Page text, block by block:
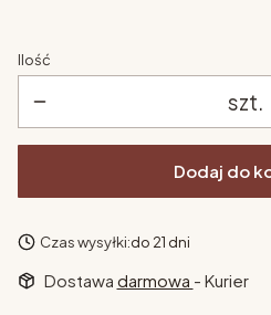
Ilość
szt.
Dodaj do
Czas wysyłki:do 21 dni
Dostawa darmowa - Kurier